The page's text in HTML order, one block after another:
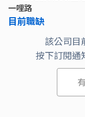
一哩路
目前職缺
該公司目
按下訂閱通